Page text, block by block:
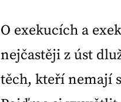
O exekucích a
nejčastěji z úst
těch, kteří nemají